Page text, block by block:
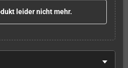
leider nicht mehr.